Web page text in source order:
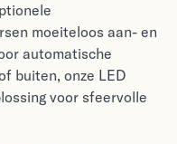
moeiteloos aan- en
automatische
buiten, onze LED
voor sfeervolle